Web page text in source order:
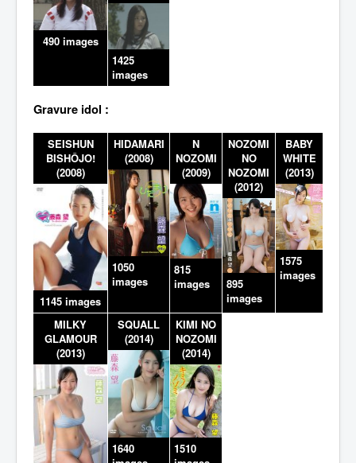
490 images
1425
images
Gravure idol :
SEISHUN
BISHÔJO!
(2008)
1145 images
HIDAMARI
(2008)
1050
images
N
NOZOMI
(2009)
815
images
NOZOMI
NO
NOZOMI
(2012)
895
images
BABY
WHITE
(2013)
1575
images
MILKY
GLAMOUR
(2013)
SQUALL
(2014)
1640
KIMI NO
NOZOMI
(2014)
1510